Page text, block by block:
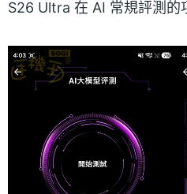
S26 Ultra 在 AI 常規評測的